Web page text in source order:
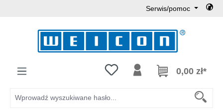
Serwis/pomoc
Masz 0 przedmioty na liście
0,00 zł*